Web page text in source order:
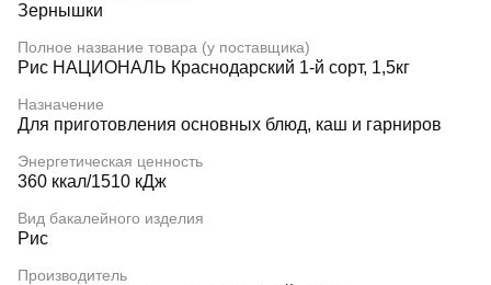
Зернышки
Полное название товара (у поставщика)
Рис НАЦИОНАЛЬ Краснодарский 1-й сорт, 1,5кг
Назначение
Для приготовления основных блюд, каш и гарниров
Энергетическая ценность
360 ккал/1510 кДж
Вид бакалейного изделия
Рис
Производитель